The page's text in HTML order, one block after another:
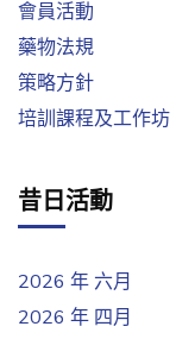
會員活動
藥物法規
策略方針
培訓課程及工作坊
昔日活動
2026 年 六月
2026 年 四月